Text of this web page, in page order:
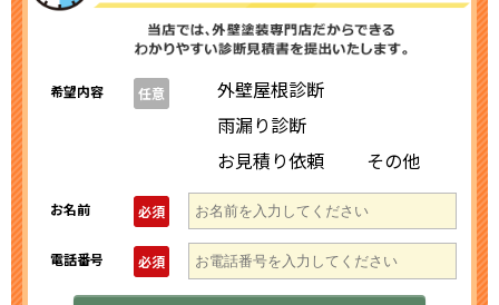
希望内容 任意
外壁屋根診断
雨漏り診断
お見積り依頼
その他
お名前 必須
電話番号 必須